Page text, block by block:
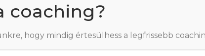
coaching?
hogy mindig értesülhess a legfrissebb